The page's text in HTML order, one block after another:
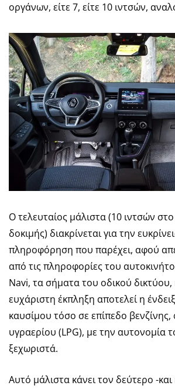
οργάνων, είτε 7, είτε 10 ιντσών,
Ο τελευταίος μάλιστα (10 ιντσών
δοκιμής) διακρίνεται για την
πληροφόρηση που παρέχει, αφού
από τις πληροφορίες του
Navi, τα σήματα του οδικού
ευχάριστη έκπληξη αποτελεί η
καυσίμου τόσο σε επίπεδο βενζίνης,
υγραερίου (LPG), με την αυτονομία
ξεχωριστά.
Αυτό μάλιστα κάνει τον δεύτερο -